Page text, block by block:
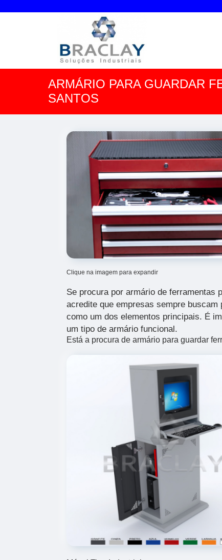
ARMÁRIO PARA GUARDAR
SANTOS
Clique na imagem para expandir
Se procura por armário de ferramentas
acredite que empresas sempre buscam
como um dos elementos principais. É
um tipo de armário funcional.
Está a procura de armário para guardar